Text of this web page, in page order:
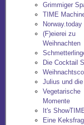
Grimmiger
TIME
Norway.today
(F)eierei zu
Weihnachten
Die Cocktail
Julius und
Vegetarische
Momente
It's
Eine